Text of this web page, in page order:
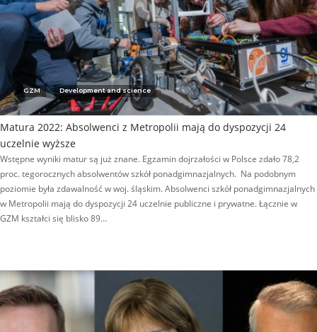
GZM Development and science
Matura 2022: Absolwenci z Metropolii mają do dyspozycji 24
uczelnie wyższe
Wstępne wyniki matur są już znane. Egzamin dojrzałości w Polsce zdało 78,2
proc. tegorocznych absolwentów szkół ponadgimnazjalnych. Na podobnym
poziomie była zdawalność w woj. śląskim. Absolwenci szkół ponadgimnazjalnych
w Metropolii mają do dyspozycji 24 uczelnie publiczne i prywatne. Łącznie w
GZM kształci się blisko 89…